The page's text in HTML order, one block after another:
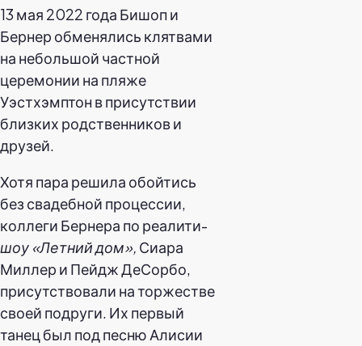
13 мая 2022 года Бишоп и
Бернер обменялись клятвами
на небольшой частной
церемонии на пляже
Уэстхэмптон в присутствии
близких родственников и
друзей.
Хотя пара решила обойтись
без свадебной процессии,
коллеги Бернера по реалити-
шоу «Летний дом», Сиара
Миллер и Пейдж ДеСорбо,
присутствовали на торжестве
своей подруги. Их первый
танец был под песню Алисии